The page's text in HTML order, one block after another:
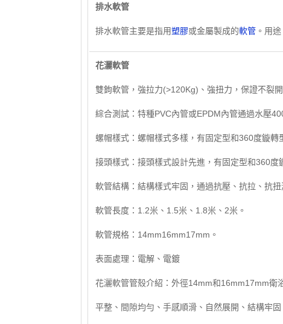
排水軟管
排水軟管主要是指用塑膠或金屬製成的軟管 。用
花灑軟管
雙鉤軟管，強拉力(>120Kg)、強扭力，保證不裂開
綜合測試：特種PVC內管或EPDM內管通過水壓
螺帽樣式：螺帽樣式多樣，有固定型和360度鏇轉
接頭樣式：接頭樣式設計先進，有固定型和360度
軟管結構：結構樣式牢固，通過抗壓、抗拉、抗扭
軟管長度：1.2米、1.5米、1.8米、2米。
軟管規格：14mm16mm17mm。
表面處理：電解、電鍍
花灑軟管管殼介紹：外徑14mm和16mm17mm衛
平整、間隙均勻、手感順滑、自然展開、結構牢